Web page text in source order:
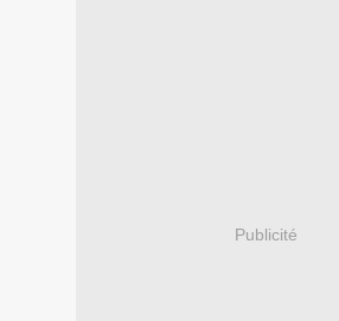
Publicité